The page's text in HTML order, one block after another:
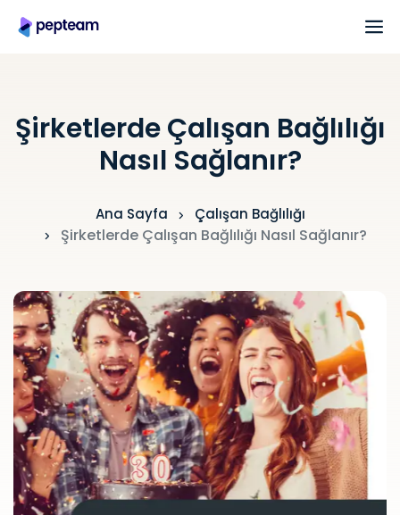
Şirketlerde Çalışan Bağlılığı
Nasıl Sağlanır?
Ana Sayfa Çalışan Bağlılığı
Şirketlerde Çalışan Bağlılığı Nasıl Sağlanır?